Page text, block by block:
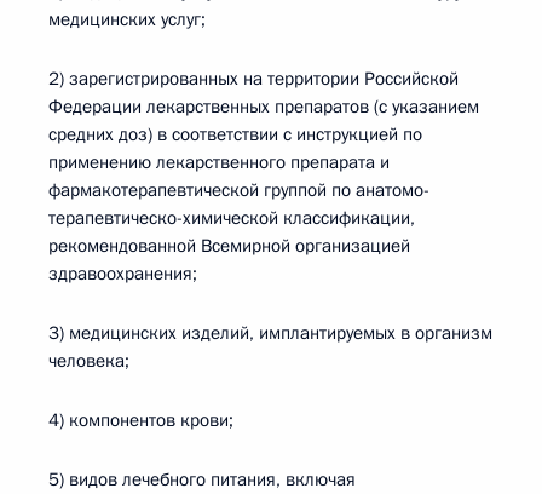
медицинских услуг;
2) зарегистрированных на территории Российской
Федерации лекарственных препаратов (с указанием
средних доз) в соответствии с инструкцией по
применению лекарственного препарата и
фармакотерапевтической группой по анатомо-
терапевтическо-химической классификации,
рекомендованной Всемирной организацией
здравоохранения;
3) медицинских изделий, имплантируемых в организм
человека;
4) компонентов крови;
5) видов лечебного питания, включая